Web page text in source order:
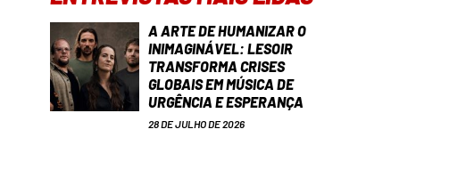
A ARTE DE HUMANIZAR O
INIMAGINÁVEL: LESOIR
TRANSFORMA CRISES
GLOBAIS EM MÚSICA DE
URGÊNCIA E ESPERANÇA
28 DE JULHO DE 2026